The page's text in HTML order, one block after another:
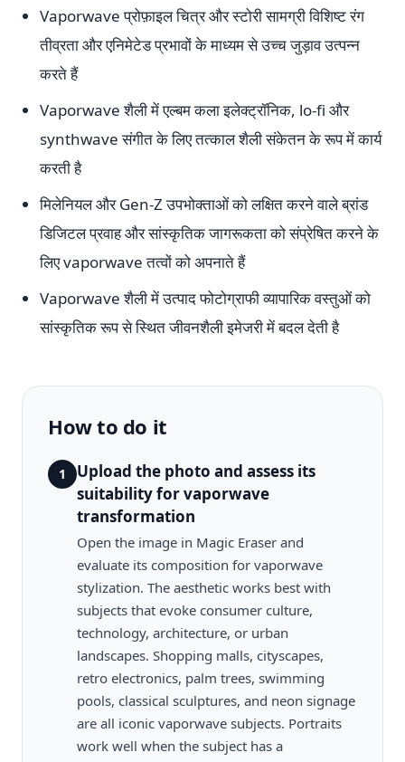
Vaporwave प्रोफ़ाइल चित्र और स्टोरी सामग्री विशिष्ट रंग
तीव्रता और एनिमेटेड प्रभावों के माध्यम से उच्च जुड़ाव उत्पन्न
करते हैं
Vaporwave शैली में एल्बम कला इलेक्ट्रॉनिक, lo-fi और
synthwave संगीत के लिए तत्काल शैली संकेतन के रूप में कार्य
करती है
मिलेनियल और Gen-Z उपभोक्ताओं को लक्षित करने वाले ब्रांड
डिजिटल प्रवाह और सांस्कृतिक जागरूकता को संप्रेषित करने के
लिए vaporwave तत्वों को अपनाते हैं
Vaporwave शैली में उत्पाद फोटोग्राफी व्यापारिक वस्तुओं को
सांस्कृतिक रूप से स्थित जीवनशैली इमेजरी में बदल देती है
How to do it
1
Upload the photo and assess its
suitability for vaporwave
transformation
Open the image in Magic Eraser and
evaluate its composition for vaporwave
stylization. The aesthetic works best with
subjects that evoke consumer culture,
technology, architecture, or urban
landscapes. Shopping malls, cityscapes,
retro electronics, palm trees, swimming
pools, classical sculptures, and neon signage
are all iconic vaporwave subjects. Portraits
work well when the subject has a